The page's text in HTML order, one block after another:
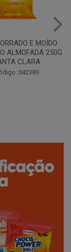
Copo Plástico
Pacote c/100 -